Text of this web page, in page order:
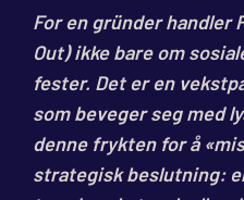
For en gründer handler
Out) ikke bare om
fester. Det er en
som beveger seg med
denne frykten for å
strategisk beslutning: